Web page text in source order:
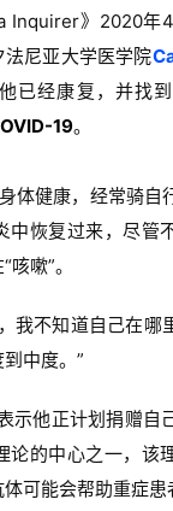
Inquirer》2020年
法尼亚大学医学院C
已经康复，并找
19。
体健康，经常骑自
中恢复过来， 尽管
嗽”。
我不知道自己在哪
中度。”
示他正计划捐赠自
论的中心之一，该
体可能会帮助重症患